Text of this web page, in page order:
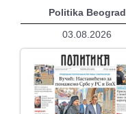
Politika Beograd
03.08.2026